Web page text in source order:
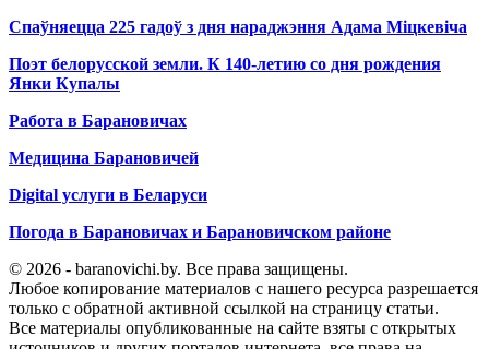
Спаўняецца 225 гадоў з дня нараджэння Адама Міцкевіча
Поэт белорусской земли. К 140-летию со дня рождения
Янки Купалы
Работа в Барановичах
Медицина Барановичей
Digital услуги в Беларуси
Погода в Барановичах и Барановичском районе
© 2026 - baranovichi.by. Все права защищены.
Любое копирование материалов с нашего ресурса разрешается
только с обратной активной ссылкой на страницу статьи.
Все материалы опубликованные на сайте взяты с открытых